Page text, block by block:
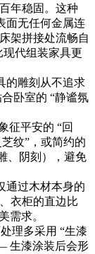
年稳固。这种
面无任何金属连
架拼接处流畅自
现代组装家具更
的雕刻从不追求
卧室的 “静谧氛
征平安的 “回
纹”，或简约的
、阴刻），避免
过木材本身的
衣柜的直边比
需求。
理多采用 “生漆
生漆涂装后会形